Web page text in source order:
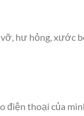
hư hỏng, xước
điện thoại của